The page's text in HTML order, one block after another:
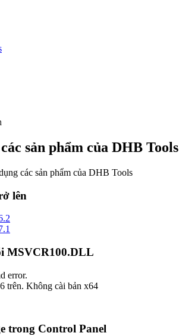
sản phẩm của DHB Tools
các sản phẩm của DHB Tools
lên
MSVCR100.DLL
error.
trên. Không cài bản x64
trong Control Panel